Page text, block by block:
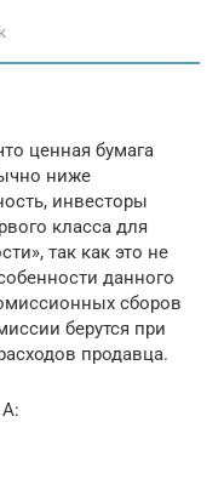
ценная бумага
ниже
инвесторы
класса для
так как это не
данного
сборов
берутся при
продавца.